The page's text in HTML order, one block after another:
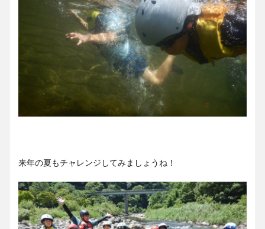
来年の夏もチャレンジしてみましょうね！